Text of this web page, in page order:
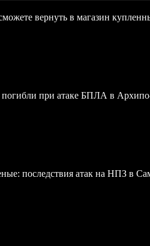
вернуть в магазин
погибли при атаке БПЛА в
последствия атак на НПЗ в